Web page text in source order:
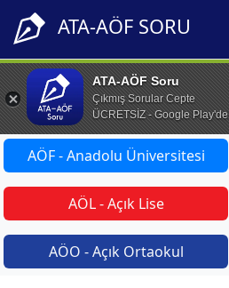
ATA-AÖF SORU
ATA-AÖF Soru
Çıkmış Sorular Cepte
ÜCRETSİZ - Google Play'de
AÖF - Anadolu Üniversitesi
AÖL - Açık Lise
AÖO - Açık Ortaokul